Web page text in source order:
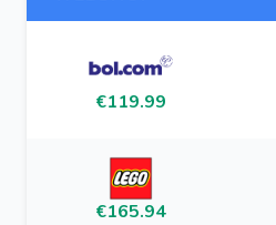
€119.99
€165.94